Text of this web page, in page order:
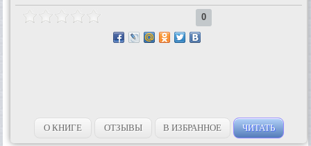
0
О КНИГЕ ОТЗЫВЫ В ИЗБРАННОЕ ЧИТАТЬ